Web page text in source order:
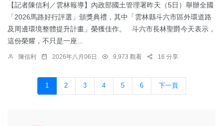
【記者陳信利／雲林報導】內政部國土管理署昨天（5日）舉辦全國
「2026馬路好行評選」頒獎典禮，其中「雲林縣斗六市區外環道路
及周邊環境整體提升計畫」榮獲佳作。 斗六市長林聖爵今天表示，
這份榮耀，不只是一座...
陳信利 2026年八月06日 9,973 觀看 16 分享
1 2 3 4 5 6 下一頁